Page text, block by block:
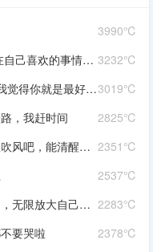
3990℃
3232℃
可爱了 剩下的我会圆场
3019℃
连你自己都不喜欢自己的时候 还有我来爱你
2825℃
，我赶时间
2351℃
的话感冒也没关系。
2537℃
2283℃
朵树木，驱逐丧气再努力奔跑，生活到处是发光的星星。
2378℃
要哭啦